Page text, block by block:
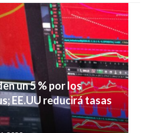
un 5 % por los
EE.UU reducirá tasas